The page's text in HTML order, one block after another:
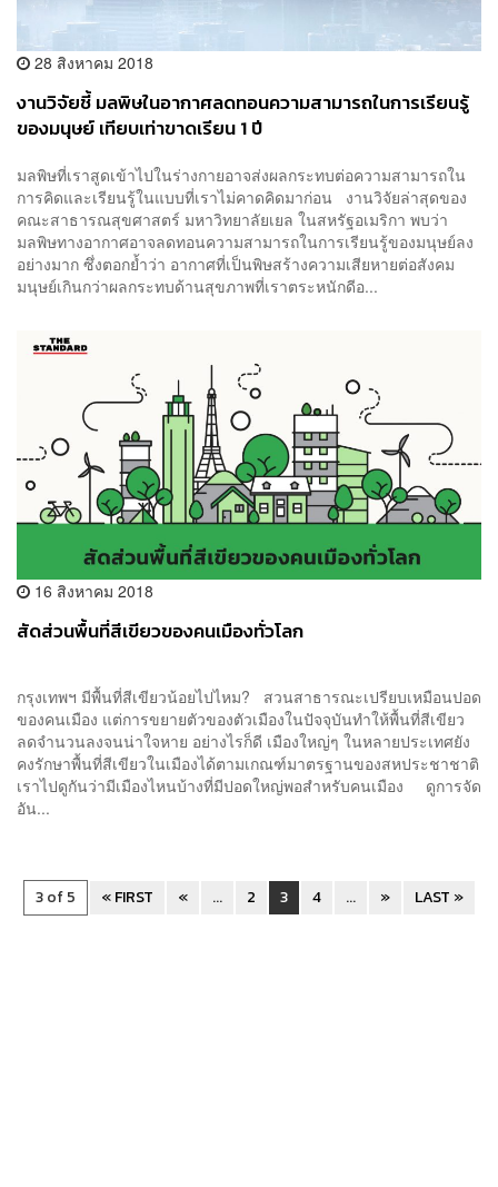
28 สิงหาคม 2018
งานวิจัยชี้ มลพิษในอากาศลดทอนความสามารถในการเรียนรู้
ของมนุษย์ เทียบเท่าขาดเรียน 1 ปี
มลพิษที่เราสูดเข้าไปในร่างกายอาจส่งผลกระทบต่อความสามารถใน
การคิดและเรียนรู้ในแบบที่เราไม่คาดคิดมาก่อน งานวิจัยล่าสุดของ
คณะสาธารณสุขศาสตร์ มหาวิทยาลัยเยล ในสหรัฐอเมริกา พบว่า
มลพิษทางอากาศอาจลดทอนความสามารถในการเรียนรู้ของมนุษย์ลง
อย่างมาก ซึ่งตอกย้ำว่า อากาศที่เป็นพิษสร้างความเสียหายต่อสังคม
มนุษย์เกินกว่าผลกระทบด้านสุขภาพที่เราตระหนักดีอ...
16 สิงหาคม 2018
สัดส่วนพื้นที่สีเขียวของคนเมืองทั่วโลก
กรุงเทพฯ มีพื้นที่สีเขียวน้อยไปไหม? สวนสาธารณะเปรียบเหมือนปอด
ของคนเมือง แต่การขยายตัวของตัวเมืองในปัจจุบันทำให้พื้นที่สีเขียว
ลดจำนวนลงจนน่าใจหาย อย่างไรก็ดี เมืองใหญ่ๆ ในหลายประเทศยัง
คงรักษาพื้นที่สีเขียวในเมืองได้ตามเกณฑ์มาตรฐานของสหประชาชาติ
เราไปดูกันว่ามีเมืองไหนบ้างที่มีปอดใหญ่พอสำหรับคนเมือง ดูการจัด
อัน...
3 of 5 « FIRST « ... 2 3 4 ... » LAST »